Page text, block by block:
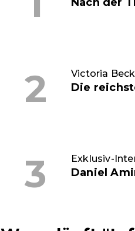
Victoria
Die
Exklusiv-
Daniel